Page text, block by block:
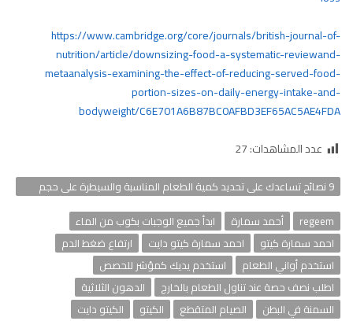
https://www.cambridge.org/core/journals/british-journal-of-
nutrition/article/downsizing-food-a-systematic-reviewand-
metaanalysis-examining-the-effect-of-reducing-served-food-
portion-sizes-on-daily-energy-intake-and-
bodyweight/C6E701A6B87BC0AFBD3EF65AC5AE4FDA
عدد المشاهدات:27
9 نصائح تساعدك على تحديد كمية الطعام المناسبة والسيطرة على حجم
الوجبات
regeem
أحمد سمارة
ابدأ جميع الوجبات بكوب من الماء
احمد سمارة كيتو
احمد سمارة كيتو دايت
ارتفاع ضغط الدم
استخدم أواني الطعام
استخدم يديك كمؤشر للحصص
اطلب نصف حصة عند تناول الطعام بالخارج
الدهون الثلاثية
السمنة في البطن
الصيام المتقطع الكيتو
الكيتو دايت